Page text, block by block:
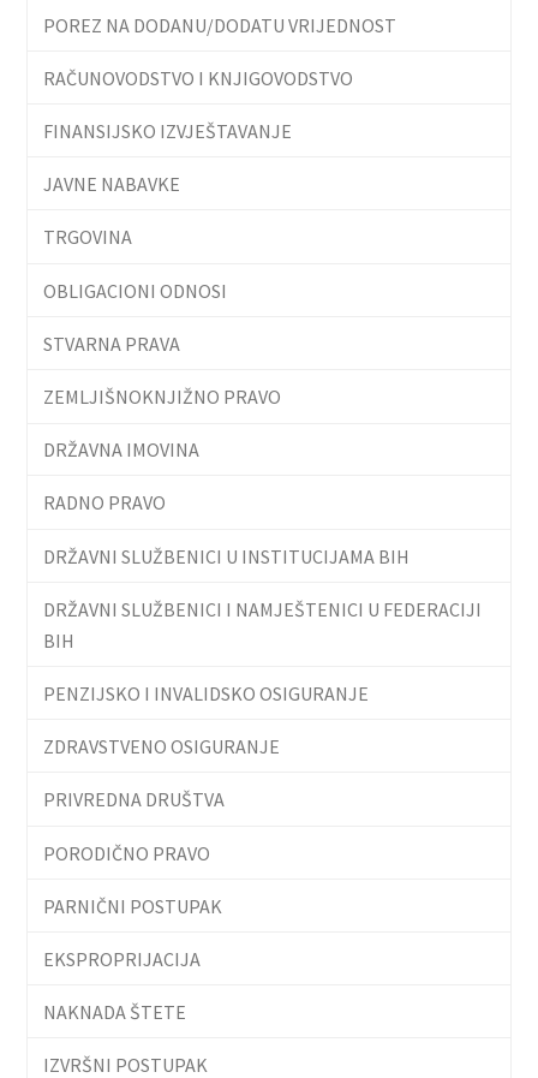
POREZ NA DODANU/DODATU VRIJEDNOST
RAČUNOVODSTVO I KNJIGOVODSTVO
FINANSIJSKO IZVJEŠTAVANJE
JAVNE NABAVKE
TRGOVINA
OBLIGACIONI ODNOSI
STVARNA PRAVA
ZEMLJIŠNOKNJIŽNO PRAVO
DRŽAVNA IMOVINA
RADNO PRAVO
DRŽAVNI SLUŽBENICI U INSTITUCIJAMA BIH
DRŽAVNI SLUŽBENICI I NAMJEŠTENICI U FEDERACIJI
BIH
PENZIJSKO I INVALIDSKO OSIGURANJE
ZDRAVSTVENO OSIGURANJE
PRIVREDNA DRUŠTVA
PORODIČNO PRAVO
PARNIČNI POSTUPAK
EKSPROPRIJACIJA
NAKNADA ŠTETE
IZVRŠNI POSTUPAK